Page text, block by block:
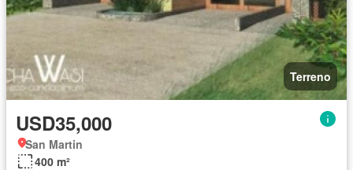
Terreno
USD35,000
San Martin
400 m²